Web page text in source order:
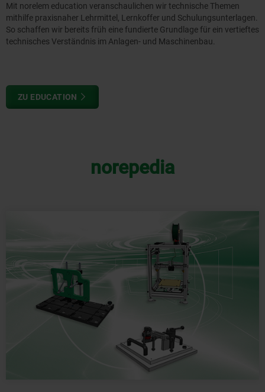
Mit norelem education veranschaulichen wir technische Themen
mithilfe praxisnaher Lehrmittel, Lernkoffer und Schulungsunterlagen.
So schaffen wir bereits früh eine fundierte Grundlage für ein vertieftes
technisches Verständnis im Anlagen- und Maschinenbau.
ZU EDUCATION
norepedia